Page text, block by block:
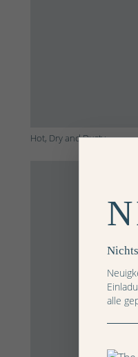
Hot, Dry and Dusty
alle